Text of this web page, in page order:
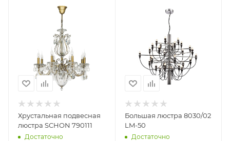
Хрустальная подвесная
люстра SCHON 790111
Достаточно
Большая люстра 8030/02
LM-50
Достаточно